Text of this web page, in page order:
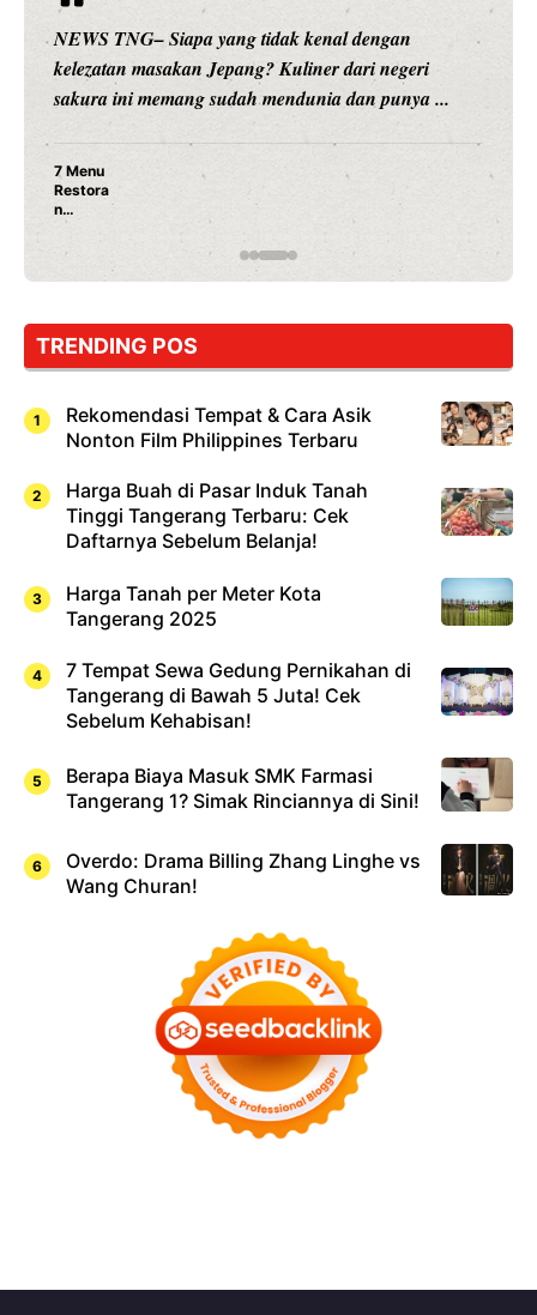
NEWS TNG– Siapa sangka, dua nama besar di dunia
hiburan, Nunung Srimulat dan Vicky Prasetyo, kini
merambah dunia kuliner dengan ...
Nunung Srimulat & Vicky Prasetyo Buka Restoran
Rahasia Mami Bikin Nagih!
TRENDING POS
Rekomendasi Tempat & Cara Asik
Nonton Film Philippines Terbaru
Harga Buah di Pasar Induk Tanah
Tinggi Tangerang Terbaru: Cek
Daftarnya Sebelum Belanja!
Harga Tanah per Meter Kota
Tangerang 2025
7 Tempat Sewa Gedung Pernikahan di
Tangerang di Bawah 5 Juta! Cek
Sebelum Kehabisan!
Berapa Biaya Masuk SMK Farmasi
Tangerang 1? Simak Rinciannya di Sini!
Overdo: Drama Billing Zhang Linghe vs
Wang Churan!